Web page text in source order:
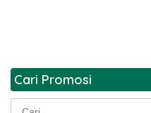
Cari Promosi
Cari